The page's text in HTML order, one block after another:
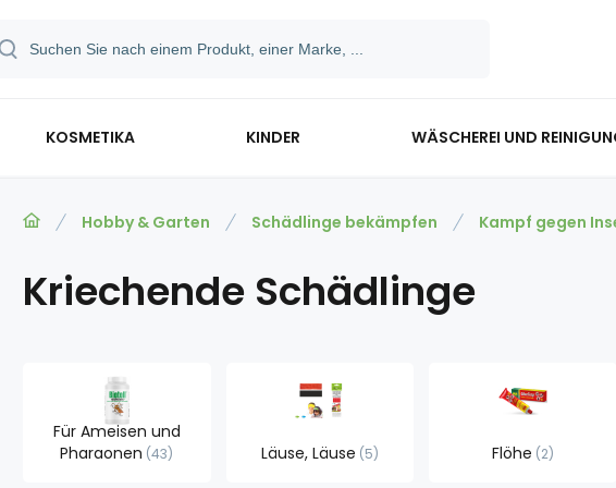
KOSMETIKA KINDER WÄSCHEREI UND
Hobby & Garten Schädlinge bekämpfen Kampf gegen
Kriechende Schädlinge
Für Ameisen und
Pharaonen 43 Läuse, Läuse 5 Flöhe 2